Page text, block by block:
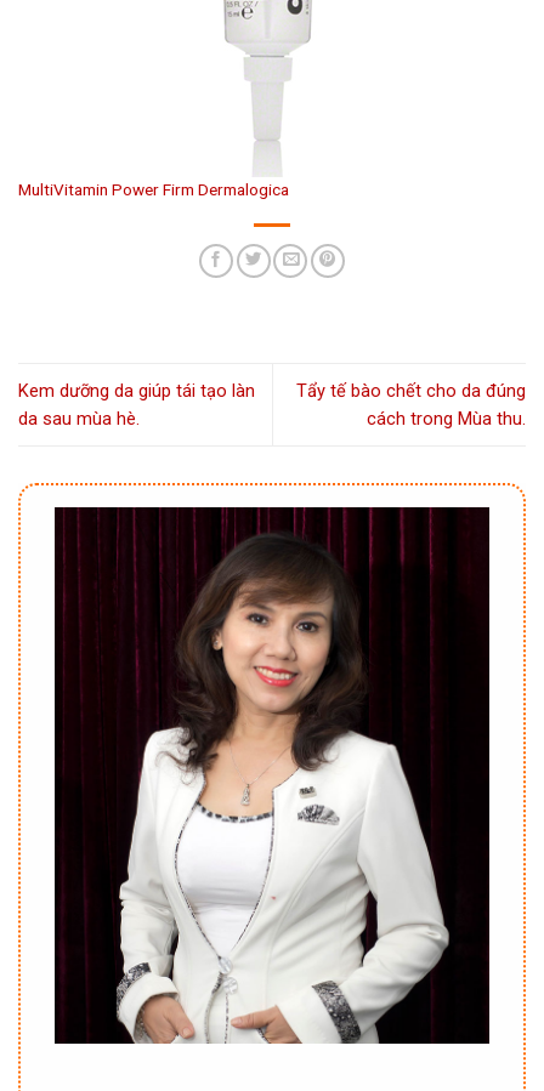
MultiVitamin Power Firm Dermalogica
Kem dưỡng da giúp tái tạo làn
da sau mùa hè.
Tẩy tế bào chết cho da đúng
cách trong Mùa thu.